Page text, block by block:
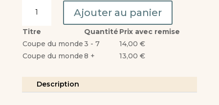
T-
Homme
Belgium
Ajouter au panier
Titre Quantité Prix avec remise
Coupe du monde3 - 7 14,00 €
Coupe du monde8 + 13,00 €
Description